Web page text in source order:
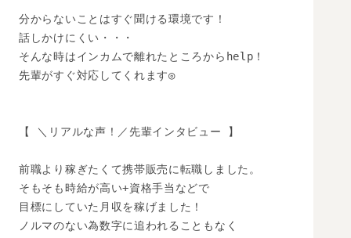
分からないことはすぐ聞ける環境です！
話しかけにくい・・・
そんな時はインカムで離れたところからhelp！
先輩がすぐ対応してくれます◎
【 ＼リアルな声！／先輩インタビュー 】
前職より稼ぎたくて携帯販売に転職しました。
そもそも時給が高い+資格手当などで
目標にしていた月収を稼げました！
ノルマのない為数字に追われることもなく